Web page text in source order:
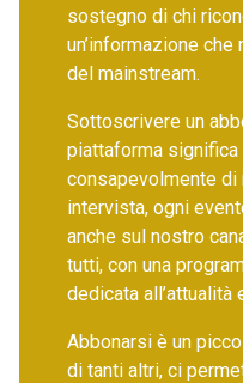
sostegno di chi
un’informazione
del mainstream.
Sottoscrivere un
piattaforma
consapevolmente
intervista, ogni
anche sul nostro
tutti, con una
dedicata
Abbonarsi è un
di tanti altri, ci